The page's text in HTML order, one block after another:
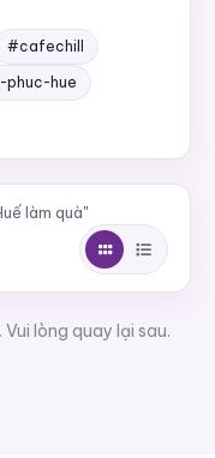
#cafechill
hue
làm quà"
lòng quay lại sau.